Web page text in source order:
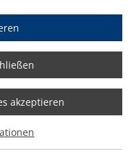
akzeptieren